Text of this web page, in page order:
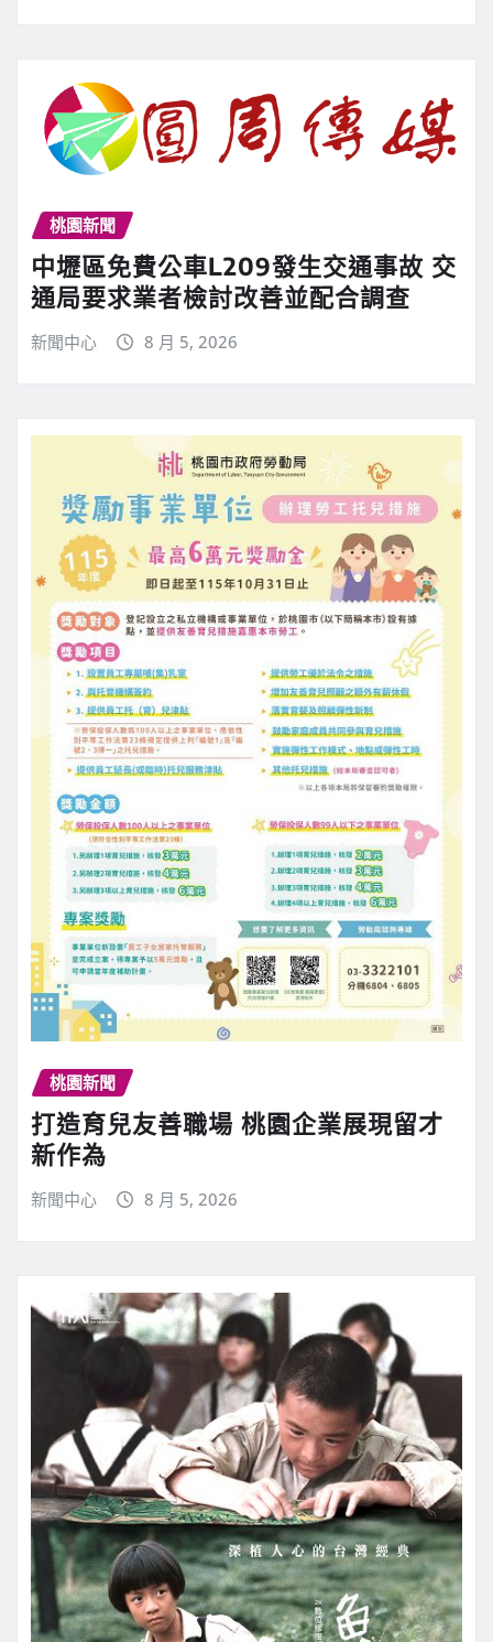
桃園新聞
中壢區免費公車L209發生交通事故 交
通局要求業者檢討改善並配合調查
新聞中心 8 月 5, 2026
桃園新聞
打造育兒友善職場 桃園企業展現留才
新作為
新聞中心 8 月 5, 2026